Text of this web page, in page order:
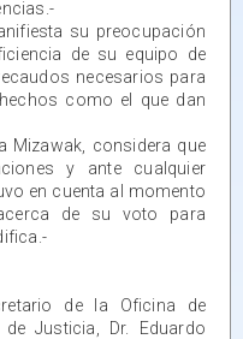
su preocupación
de su equipo de
necesarios para
como el que dan
Mizawak, considera que
y ante cualquier
en cuenta al momento
de su voto para
de la Oficina de
Justicia, Dr. Eduardo